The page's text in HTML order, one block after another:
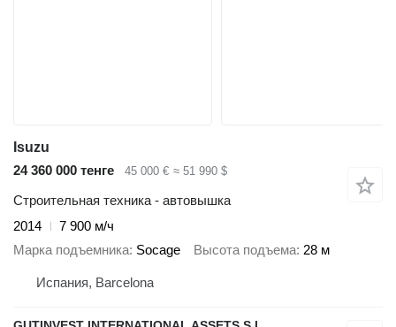
Isuzu
24 360 000 тенге
45 000 € ≈ 51 990 $
Строительная техника - автовышка
2014
7 900 м/ч
Марка подъемника Socage Высота подъема 28 м
Испания, Barcelona